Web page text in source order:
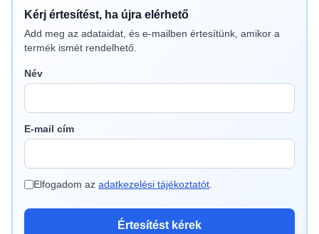
Kérj értesítést, ha újra elérhető
Add meg az adataidat, és e-mailben értesítünk, amikor a
termék ismét rendelhető.
Név
E-mail cím
Elfogadom az adatkezelési tájékoztatót
Értesítést kérek